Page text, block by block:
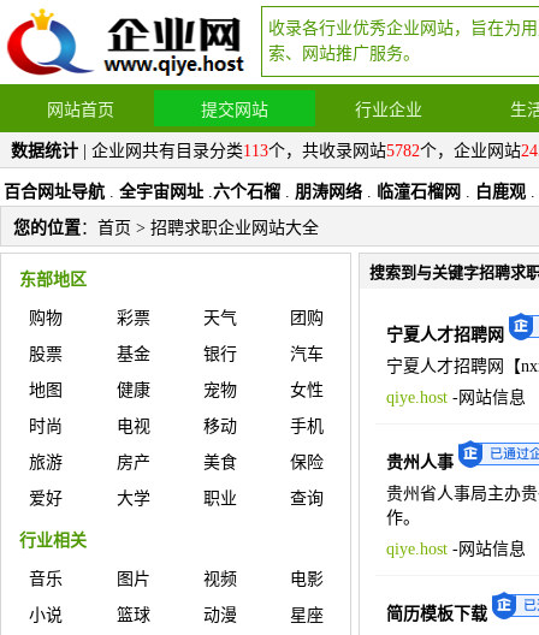
收录各行业优秀企业网站，旨在为
索、网站推广服务。
网站首页 提交网站 行业企业 生
数据统计 | 企业网共有目录分类113个，共收录网站5782个，企业网站
百合网址导航 . 全宇宙网址 .六个石榴 . 朋涛网络 . 临潼石榴网 . 白鹿观 .
您的位置： 首页 > 招聘求职企业网站大全
东部地区
购物 彩票 天气
团购
股票
基金 银行
汽车
地图
健康 宠物
女性
时尚
电视 移动
手机
旅游
房产 美食
保险
爱好
大学 职业 查询
行业相关
音乐 图片 视频
电影
小说
篮球 动漫
星座
搜索到与关键字招聘求
宁夏人才招聘网
宁夏人才招聘网【
qiye.host-网站信息
贵州人事
贵州省人事局主办
作。
qiye.host-网站信息
简历模板下载